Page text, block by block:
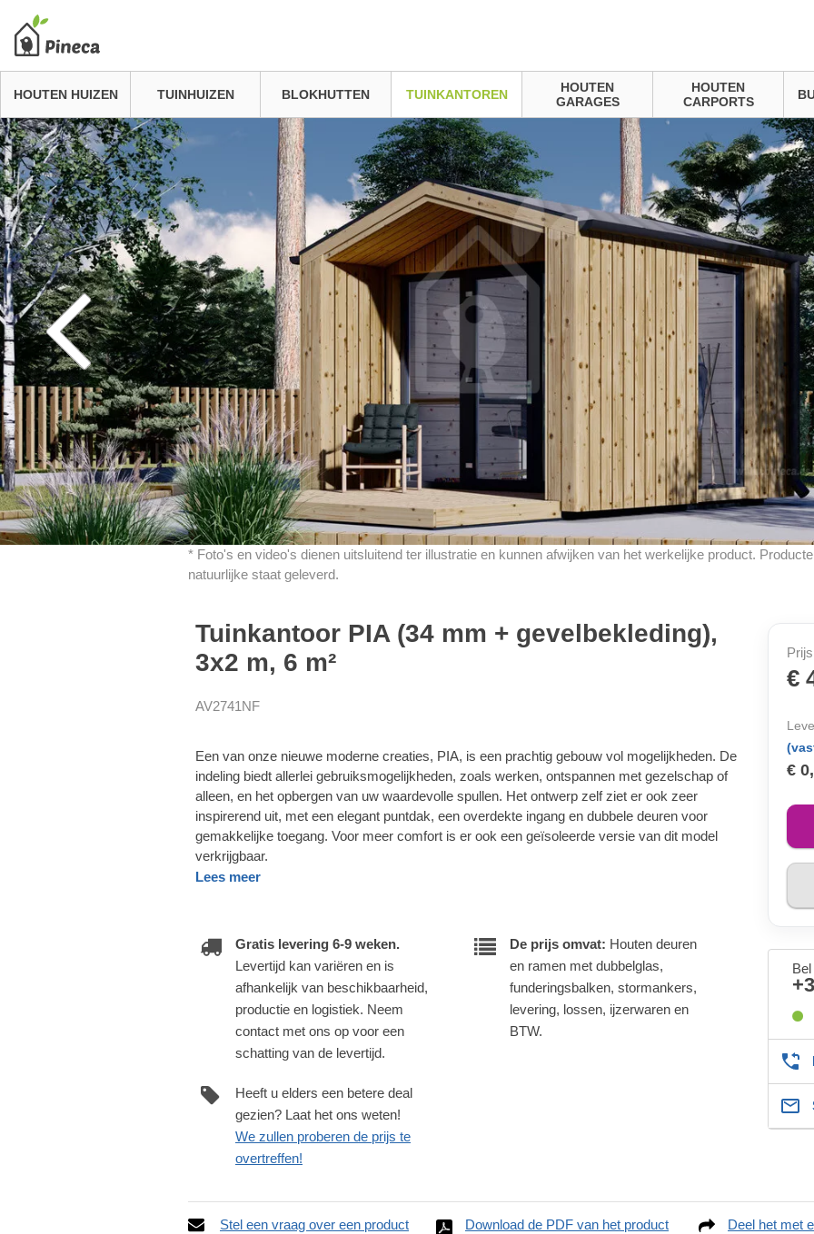
HOUTEN HUIZEN TUINHUIZEN BLOKHUTTEN TUINKANTOREN
HOUTEN
GARAGES
HOUTEN
CARPORTS
* Foto's en video's dienen uitsluitend ter illustratie en kunnen afwijken van het werkelijke product.
natuurlijke staat geleverd.
Tuinkantoor PIA (34 mm + gevelbekleding),
3x2 m, 6 m²
AV2741NF
Een van onze nieuwe moderne creaties, PIA, is een prachtig gebouw vol mogelijkheden. De
indeling biedt allerlei gebruiksmogelijkheden, zoals werken, ontspannen met gezelschap of
alleen, en het opbergen van uw waardevolle spullen. Het ontwerp zelf ziet er ook zeer
inspirerend uit, met een elegant puntdak, een overdekte ingang en dubbele deuren voor
gemakkelijke toegang. Voor meer comfort is er ook een geïsoleerde versie van dit model
verkrijgbaar.
Lees meer
Gratis levering 6-9 weken.
Levertijd kan variëren en is
afhankelijk van beschikbaarheid,
productie en logistiek. Neem
contact met ons op voor een
schatting van de levertijd.
De prijs omvat: Houten deuren
en ramen met dubbelglas,
funderingsbalken, stormankers,
levering, lossen, ijzerwaren en
BTW.
Heeft u elders een betere deal
gezien? Laat het ons weten!
We zullen proberen de prijs te
overtreffen!
€
€
Stel een vraag over een product Download de PDF van het product Deel het met